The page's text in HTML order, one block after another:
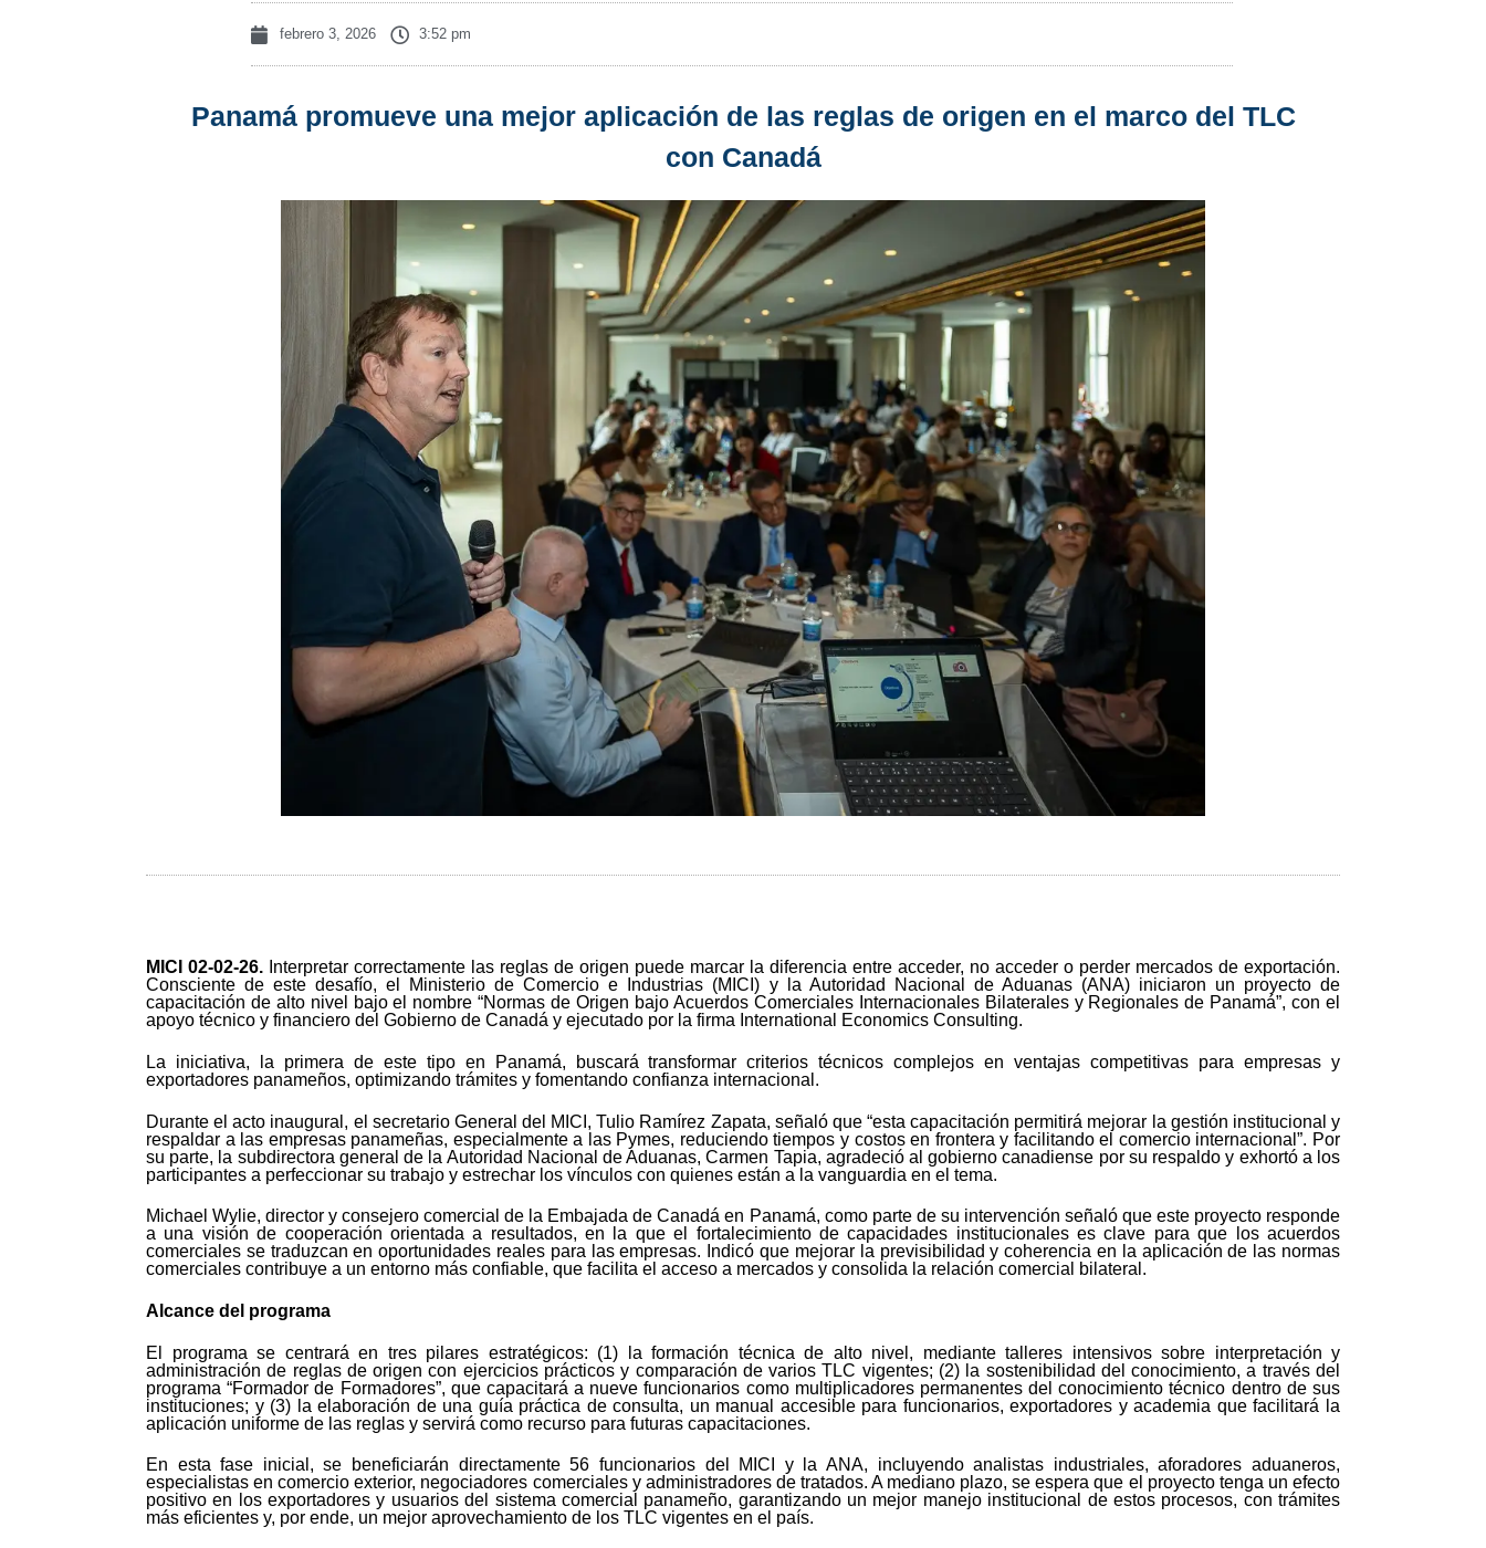
febrero 3, 2026 3:52 pm
Panamá promueve una mejor aplicación de las reglas de origen en el marco del TLC
con Canadá
MICI 02-02-26. Interpretar correctamente las reglas de origen puede marcar la diferencia entre acceder, no acceder o perder mercados de exportación.
Consciente de este desafío, el Ministerio de Comercio e Industrias (MICI) y la Autoridad Nacional de Aduanas (ANA) iniciaron un proyecto de
capacitación de alto nivel bajo el nombre “Normas de Origen bajo Acuerdos Comerciales Internacionales Bilaterales y Regionales de Panamá”, con el
apoyo técnico y financiero del Gobierno de Canadá y ejecutado por la firma International Economics Consulting.
La iniciativa, la primera de este tipo en Panamá, buscará transformar criterios técnicos complejos en ventajas competitivas para empresas y
exportadores panameños, optimizando trámites y fomentando confianza internacional.
Durante el acto inaugural, el secretario General del MICI, Tulio Ramírez Zapata, señaló que “esta capacitación permitirá mejorar la gestión institucional y
respaldar a las empresas panameñas, especialmente a las Pymes, reduciendo tiempos y costos en frontera y facilitando el comercio internacional”. Por
su parte, la subdirectora general de la Autoridad Nacional de Aduanas, Carmen Tapia, agradeció al gobierno canadiense por su respaldo y exhortó a los
participantes a perfeccionar su trabajo y estrechar los vínculos con quienes están a la vanguardia en el tema.
Michael Wylie, director y consejero comercial de la Embajada de Canadá en Panamá, como parte de su intervención señaló que este proyecto responde
a una visión de cooperación orientada a resultados, en la que el fortalecimiento de capacidades institucionales es clave para que los acuerdos
comerciales se traduzcan en oportunidades reales para las empresas. Indicó que mejorar la previsibilidad y coherencia en la aplicación de las normas
comerciales contribuye a un entorno más confiable, que facilita el acceso a mercados y consolida la relación comercial bilateral.
Alcance del programa
El programa se centrará en tres pilares estratégicos: (1) la formación técnica de alto nivel, mediante talleres intensivos sobre interpretación y
administración de reglas de origen con ejercicios prácticos y comparación de varios TLC vigentes; (2) la sostenibilidad del conocimiento, a través del
programa “Formador de Formadores”, que capacitará a nueve funcionarios como multiplicadores permanentes del conocimiento técnico dentro de sus
instituciones; y (3) la elaboración de una guía práctica de consulta, un manual accesible para funcionarios, exportadores y academia que facilitará la
aplicación uniforme de las reglas y servirá como recurso para futuras capacitaciones.
En esta fase inicial, se beneficiarán directamente 56 funcionarios del MICI y la ANA, incluyendo analistas industriales, aforadores aduaneros,
especialistas en comercio exterior, negociadores comerciales y administradores de tratados. A mediano plazo, se espera que el proyecto tenga un efecto
positivo en los exportadores y usuarios del sistema comercial panameño, garantizando un mejor manejo institucional de estos procesos, con trámites
más eficientes y, por ende, un mejor aprovechamiento de los TLC vigentes en el país.